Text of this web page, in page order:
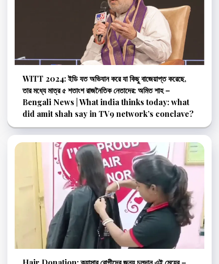
WITT 2024: ইডি যত অভিযান করে যা কিছু বাজেয়াপ্ত করেছে,
তার মধ্যে মাত্র ৫ শতাংশ রাজনৈতিক নেতাদের: অমিত শাহ –
Bengali News | What india thinks today: what
did amit shah say in TV9 network’s conclave?